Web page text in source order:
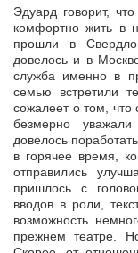
Эдуард говорит,
комфортно жить в
прошли в
довелось и в
служба именно в
семью встретили
сожалеет о том,
безмерно
довелось
в горячее время,
отправились
пришлось с
вводов в роли,
возможность
прежнем театре.